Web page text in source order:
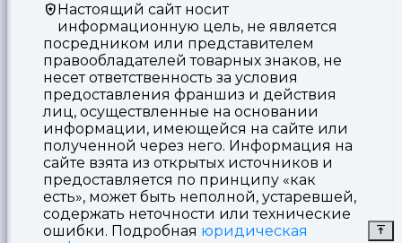
Настоящий сайт носит
информационную цель, не является
посредником или представителем
правообладателей товарных знаков, не
несет ответственность за условия
предоставления франшиз и действия
лиц, осуществленные на основании
информации, имеющейся на сайте или
полученной через него. Информация на
сайте взята из открытых источников и
предоставляется по принципу «как
есть», может быть неполной, устаревшей,
содержать неточности или технические
ошибки. Подробная юридическая